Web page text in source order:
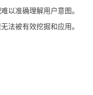
以准确理解用户意图。
法被有效挖掘和应用。